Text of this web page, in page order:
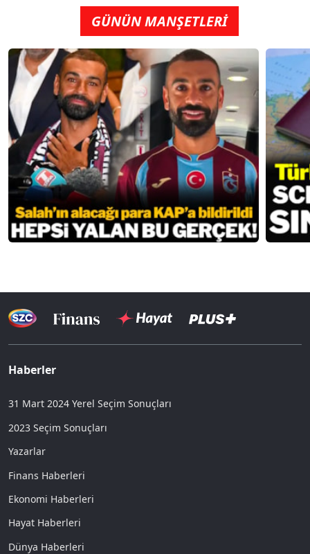
GÜNÜN MANŞETLERİ
Haberler
31 Mart 2024 Yerel Seçim Sonuçları
2023 Seçim Sonuçları
Yazarlar
Finans Haberleri
Ekonomi Haberleri
Hayat Haberleri
Dünya Haberleri